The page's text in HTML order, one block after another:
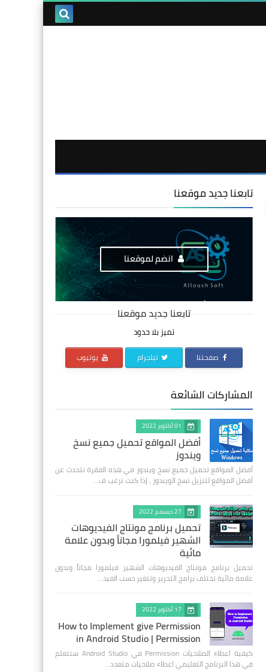
تابعنا جديد موقعنا
انضم لموقعنا
تابعنا جديد موقعنا
تميز بلا حدود
صفحتنا تيلجرام يوتيوب
المشاركات الشائعة
01 أكتوبر 2022
أفضل المواقع تحميل جميع نسخ
ويندوز
أفضل المواقع تحميل جميع نسخ ويندوز في هذه الفقرة نتحدث عن
أفضل المواقع لتنزيل نسخ الويندوز ، إذا كنت ترغب ف…
27 ديسمبر 2022
تحميل برنامج مونتاج الفيديوهات
الشهير فيلمورا مجاناً وبدون علامة
مائية
تحميل برنامج مونتاج الفيديوهات الشهير فيلمورا مجاناً وبدون
علامة مائية تختلف برامج التحرير وتتغير حسب الفيد…
17 أكتوبر 2022
How to Implement give Permission
in Android Studio | Permission
كيفية اعطاء الصلاحيات Permission في Android Studio سنتعلم
في هذا البرنامج التعليمي اعطاء صلاحيات متعدد…